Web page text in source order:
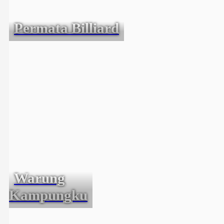
Permata Billiard
Warung
Kampungku